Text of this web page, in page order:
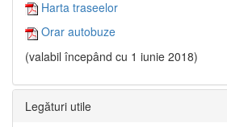
Harta traseelor
Orar autobuze
(valabil începând cu 1 iunie 2018)
Legături utile